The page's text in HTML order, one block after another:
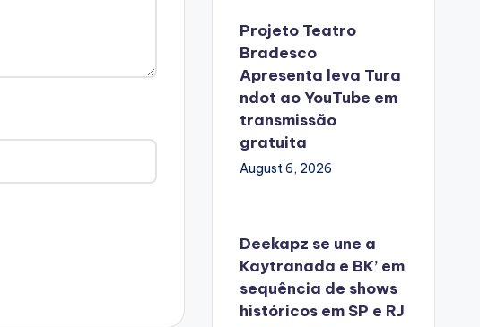
Projeto Teatro
Bradesco
Apresenta leva Tura
ndot ao YouTube em
transmissão
gratuita
August 6, 2026
Deekapz se une a
Kaytranada e BK’ em
sequência de shows
históricos em SP e RJ